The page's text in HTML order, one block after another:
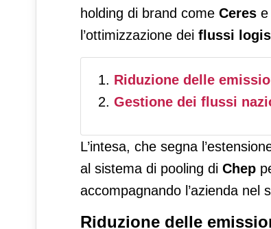
holding di brand come Ceres e
l’ottimizzazione dei flussi
Riduzione delle
Gestione dei flussi
L’intesa, che segna
al sistema di pooling di Chep
accompagnando l’azienda nel
Riduzione delle